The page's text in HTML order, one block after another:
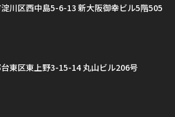
川区西中島5-6-13 新大阪御幸ビル5階505
東区東上野3-15-14 丸山ビル206号